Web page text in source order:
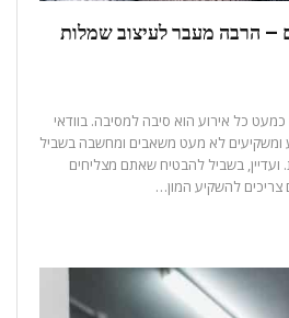
– הרבה מעבר לעיצוב שמלות
כל אירוע הוא סיבה למסיבה. בוודאי
לא מעט משאבים ומחשבה בשביל
ועדיין, בשביל להבטיח שאתם מצליחים
צריכים להשקיע המון…